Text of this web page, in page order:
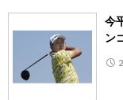
今
ン